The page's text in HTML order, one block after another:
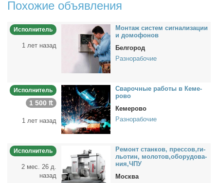
Похожие объявления
Исполнитель
1 лет назад
Мон­таж си­стем сиг­на­ли­за­ции
и до­мо­фо­нов
Белгород
Разнорабочие
Исполнитель
1 500 ₶
1 лет назад
Сва­роч­ные ра­бо­ты в Ке­ме­
ро­во
Кемерово
Разнорабочие
Исполнитель
2 мес. 26 д.
назад
Ре­монт стан­ков, прес­сов,ги­
льо­тин, мо­ло­тов,обо­ру­до­ва­
ния,ЧПУ
Москва